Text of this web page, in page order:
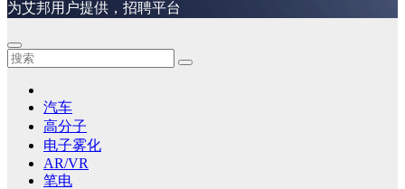
为艾邦用户提供，招聘平台
汽车
高分子
电子雾化
AR/VR
笔电